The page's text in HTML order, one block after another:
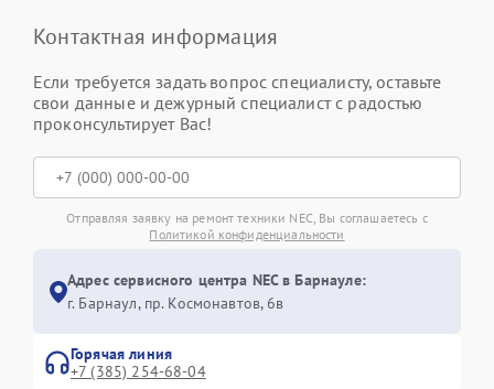
Контактная информация
Если требуется задать вопрос специалисту, оставьте
свои данные и дежурный специалист с радостью
проконсультирует Вас!
Отправляя заявку на ремонт техники NEC, Вы соглашаетесь с
Политикой конфиденциальности
Адрес сервисного центра NEC в Барнауле:
г. Барнаул, ​пр. Космонавтов, 6в
Горячая линия
+7 (385) 254-68-04